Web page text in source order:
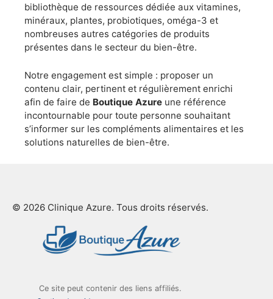
bibliothèque de ressources dédiée aux vitamines,
minéraux, plantes, probiotiques, oméga-3 et
nombreuses autres catégories de produits
présentes dans le secteur du bien-être.
Notre engagement est simple : proposer un
contenu clair, pertinent et régulièrement enrichi
afin de faire de Boutique Azure une référence
incontournable pour toute personne souhaitant
s’informer sur les compléments alimentaires et les
solutions naturelles de bien-être.
© 2026 Clinique Azure. Tous droits réservés.
Ce site peut contenir des liens affiliés.